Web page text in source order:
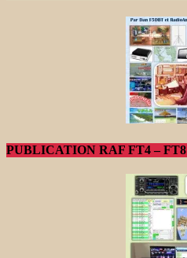
PUBLICATION RAF FT4 – FT8